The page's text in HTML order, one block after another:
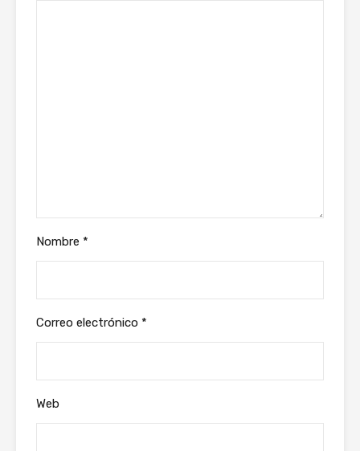
Nombre *
Correo electrónico *
Web